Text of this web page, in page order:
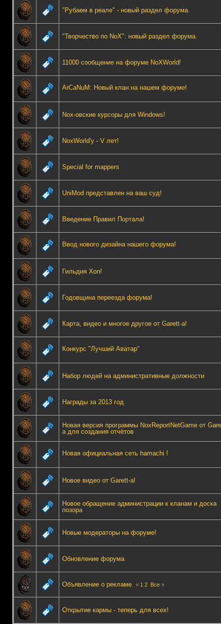
"Рубаем в реале" - новый раздел форума.
"Творчество по NoX": новый раздел форума.
11000 сообщение на форуме NoXWorld!
ArCaNuM: Новый клан на нашем форуме!
Nox-овские курсоры для Windows!
NoxWorld'у - V лет!
Special for mappers
UniMod представлен на ваш суд!
Введение Правил Портала!
Ввод нового дизайна нашего форума!
Гильдия Xon!
Годовщина переезда форума!
Карта, видео и многое другое от Garett-а!
Конкурс "Лучший Аватар"
Набор людей на административные должности
Награды за 2013 год
Новая версия программы NoxReportNetGame от
а для создания отчётов
Новая официальная сеть hamachi !
Новое видео от Garett-а!
Новое обращение администрации к кланам и доска
позора
Новые модераторы на форуме!
Обновление форума
Объявление о рекламе. « 1 2 Все»
Открытие кармы - теперь для всех!